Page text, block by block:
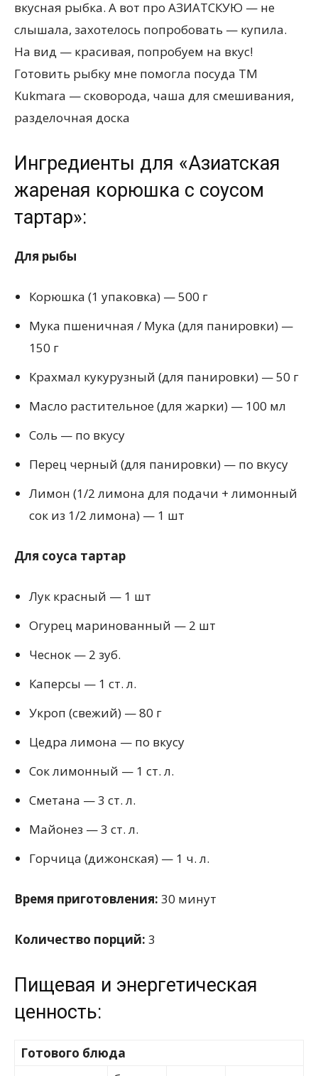
вкусная рыбка. А вот про АЗИАТСКУЮ — не
слышала, захотелось попробовать — купила.
На вид — красивая, попробуем на вкус!
Готовить рыбку мне помогла посуда ТМ
Kukmara — сковорода, чаша для смешивания,
разделочная доска
Ингредиенты для «Азиатская
жареная корюшка с соусом
тартар»:
Для рыбы
Корюшка (1 упаковка) — 500 г
Мука пшеничная / Мука (для панировки) —
150 г
Крахмал кукурузный (для панировки) — 50 г
Масло растительное (для жарки) — 100 мл
Соль — по вкусу
Перец черный (для панировки) — по вкусу
Лимон (1/2 лимона для подачи + лимонный
сок из 1/2 лимона) — 1 шт
Для соуса тартар
Лук красный — 1 шт
Огурец маринованный — 2 шт
Чеснок — 2 зуб.
Каперсы — 1 ст. л.
Укроп (свежий) — 80 г
Цедра лимона — по вкусу
Сок лимонный — 1 ст. л.
Сметана — 3 ст. л.
Майонез — 3 ст. л.
Горчица (дижонская) — 1 ч. л.
Время приготовления: 30 минут
Количество порций: 3
Пищевая и энергетическая
ценность:
Готового блюда